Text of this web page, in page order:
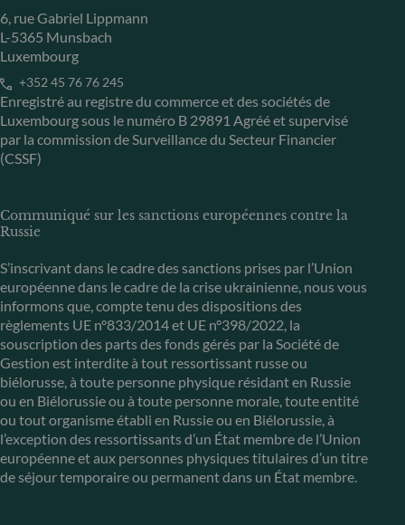
6, rue Gabriel Lippmann
L-5365 Munsbach
Luxembourg
+352 45 76 76 245
Enregistré au registre du commerce et des sociétés de
Luxembourg sous le numéro B 29891 Agréé et supervisé
par la commission de Surveillance du Secteur Financier
(CSSF)
Communiqué sur les sanctions européennes contre la
Russie
S’inscrivant dans le cadre des sanctions prises par l’Union
européenne dans le cadre de la crise ukrainienne, nous vous
informons que, compte tenu des dispositions des
règlements UE n°833/2014 et UE n°398/2022, la
souscription des parts des fonds gérés par la Société de
Gestion est interdite à tout ressortissant russe ou
biélorusse, à toute personne physique résidant en Russie
ou en Biélorussie ou à toute personne morale, toute entité
ou tout organisme établi en Russie ou en Biélorussie, à
l’exception des ressortissants d’un État membre de l’Union
européenne et aux personnes physiques titulaires d’un titre
de séjour temporaire ou permanent dans un État membre.